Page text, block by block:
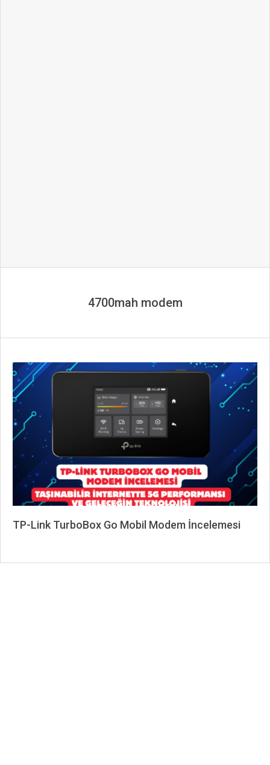
4700mah modem
TP-Link TurboBox Go Mobil Modem İncelemesi